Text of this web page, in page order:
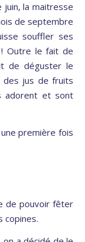
juin, la maitresse
de septembre
souffler ses
! Outre le fait de
de déguster le
des jus de fruits
adorent et sont
première fois
de pouvoir fêter
copines.